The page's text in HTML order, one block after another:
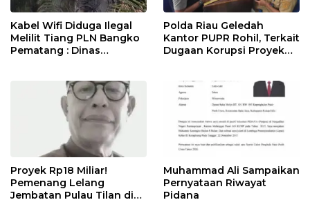
Kabel Wifi Diduga Ilegal
Melilit Tiang PLN Bangko
Pematang : Dinas
Polda Riau Geledah
Kantor PUPR Rohil, Terkait
Dugaan Korupsi Proyek
Proyek Rp18 Miliar!
Pemenang Lelang
Jembatan Pulau Tilan di
Muhammad Ali Sampaikan
Pernyataan Riwayat
Pidana